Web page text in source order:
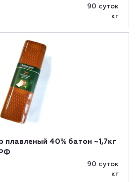
90 суток
кг
плавленый 40% батон ~1,7кг
90 суток
кг